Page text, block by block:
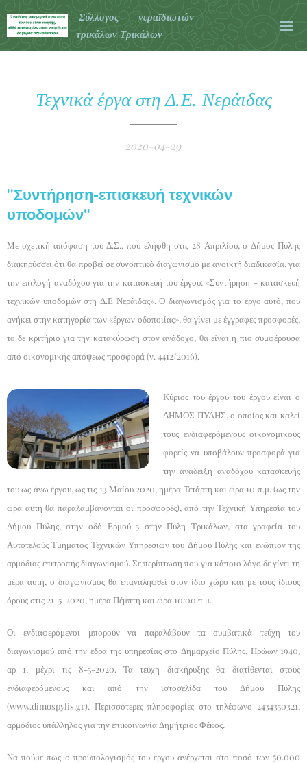
Σύλλογος νεραϊδιωτών
τρικάλων Τρικάλων
Τεχνικά έργα στη Δ.Ε. Νεράιδας
2020-04-29
"Συντήρηση-επισκευή τεχνικών
υποδομών"
Με σχετική απόφαση του Δ.Σ., που ελήφθη στις 28 Απριλίου, ο Δήμος Πύλης
διακηρύσσει ότι θα προβεί σε συνοπτικό διαγωνισμό με ανοικτή διαδικασία, για
την επιλογή αναδόχου για την κατασκευή του έργου: «Συντήρηση - κατασκευή
τεχνικών υποδομών στη Δ.Ε Νεράιδας». Ο διαγωνισμός για το έργο αυτό, που
ανήκει στην κατηγορία των «έργων οδοποιίας», θα γίνει με έγγραφες προσφορές,
το δε κριτήριο για την κατακύρωση στον ανάδοχο, θα είναι η πιο συμφέρουσα
από οικονομικής απόψεως προσφορά (ν. 4412/2016).
Κύριος του έργου του έργου είναι ο
ΔΗΜΟΣ ΠΥΛΗΣ, ο οποίος και καλεί
τους ενδιαφερόμενους οικονομικούς
φορείς να υποβάλουν προσφορά για
την ανάδειξη αναδόχου κατασκευής
του ως άνω έργου, ως τις 13 Μαίου 2020, ημέρα Τετάρτη και ώρα 10 π.μ. (ως την
ώρα αυτή θα παραλαμβάνονται οι προσφορές), από την Τεχνική Υπηρεσία του
Δήμου Πύλης, στην οδό Ερμού 5 στην Πύλη Τρικάλων, στα γραφεία του
Αυτοτελούς Τμήματος Τεχνικών Υπηρεσιών του Δήμου Πύλης και ενώπιον της
αρμόδιας επιτροπής διαγωνισμού. Σε περίπτωση που για κάποιο λόγο δε γίνει τη
μέρα αυτή, ο διαγωνισμός θα επαναληφθεί στον ίδιο χώρο και με τους ίδιους
όρους στις 21-5-2020, ημέρα Πέμπτη και ώρα 10:00 π.μ.
Οι ενδιαφερόμενοι μπορούν να παραλάβουν τα συμβατικά τεύχη του
διαγωνισμού από την έδρα της υπηρεσίας στο Δημαρχείο Πύλης, Ηρώων 1940,
αρ 1, μέχρι τις 8-5-2020. Τα τεύχη διακήρυξης θα διατίθενται στους
ενδιαφερόμενους και από την ιστοσελίδα του Δήμου Πύλης
(www.dimospylis.gr). Περισσότερες πληροφορίες στο τηλέφωνο 2434350321,
αρμόδιος υπάλληλος για την επικοινωνία Δημήτριος Φέκος.
Να πούμε πως ο προϋπολογισμός του έργου ανέρχεται στο ποσό των 50.000